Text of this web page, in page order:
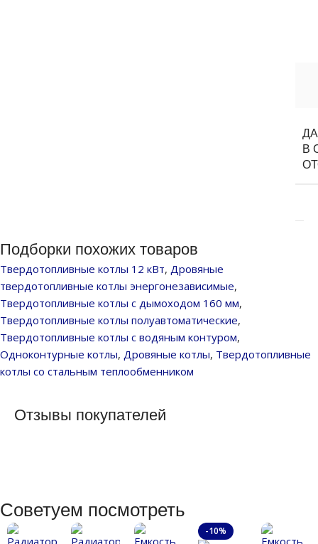
В
Подборки похожих товаров
Твердотопливные котлы 12 кВт, Дровяные
твердотопливные котлы энергонезависимые,
Твердотопливные котлы с дымоходом 160 мм,
Твердотопливные котлы полуавтоматические,
Твердотопливные котлы с водяным контуром,
Одноконтурные котлы, Дровяные котлы, Твердотопливные
котлы со стальным теплообменником
Отзывы покупателей
Советуем посмотреть
-10%